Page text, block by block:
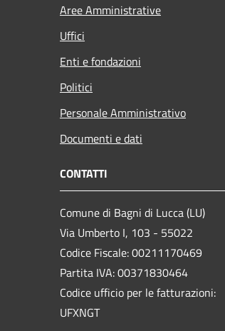
Aree Amministrative
Uffici
Enti e fondazioni
Politici
Personale Amministrativo
Documenti e dati
CONTATTI
Comune di Bagni di Lucca (LU)
Via Umberto I, 103 - 55022
Codice Fiscale: 00211170469
Partita IVA: 00371830464
Codice ufficio per le fatturazioni:
UFXNGT